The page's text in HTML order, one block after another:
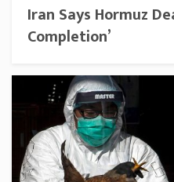
Iran Says Hormuz
Completion’